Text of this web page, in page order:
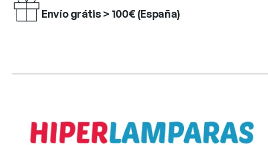
Envío grátis > 100€ (España)